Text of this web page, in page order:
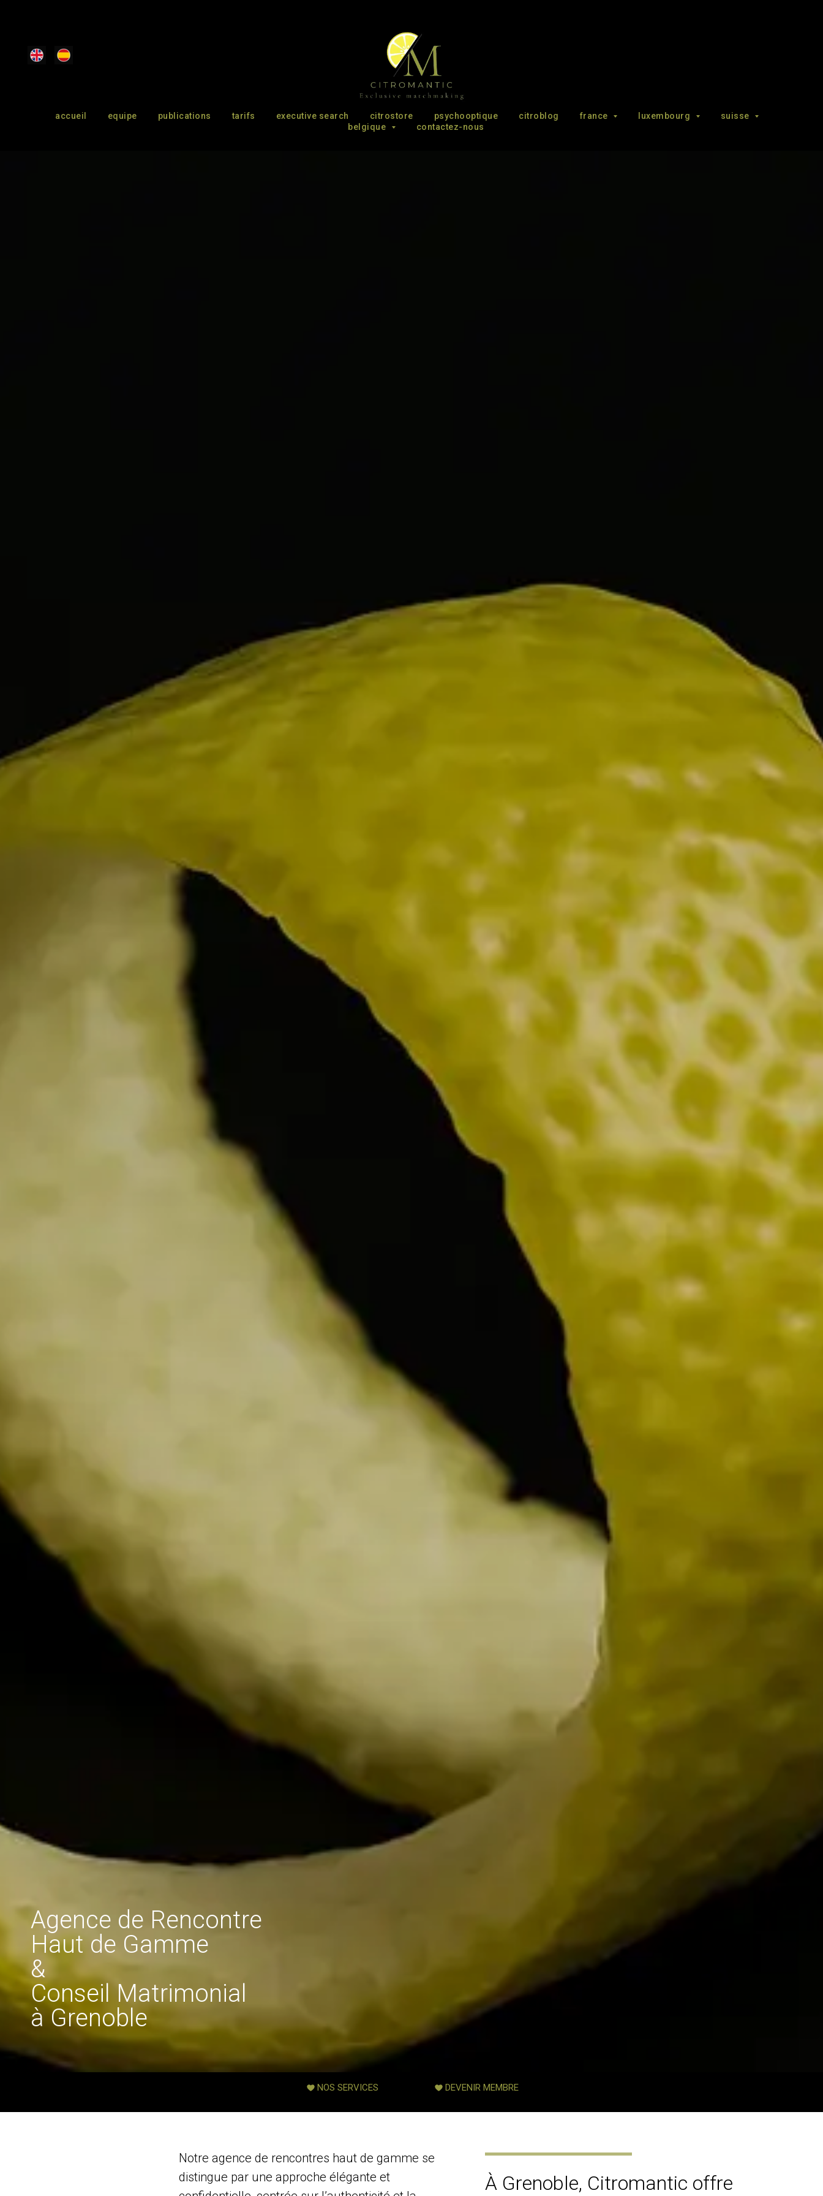
accueil equipe publications tarifs executive search citrostore psychooptique citroblog france luxembourg
suisse
belgique
contactez-nous
Agence de Rencontre
Haut de Gamme
&
Conseil Matrimonial
à Grenoble
NOS SERVICES DEVENIR MEMBRE
À Grenoble, Citromantic offre
Notre agence de rencontres haut de gamme se
distingue par une approche élégante et